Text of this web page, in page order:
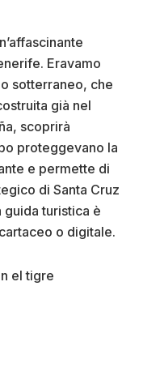
Eravamo
sotterraneo, che
già nel
scoprirà
proteggevano la
e permette di
di Santa Cruz
guida turistica è
o digitale.